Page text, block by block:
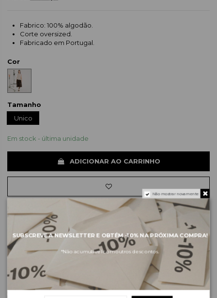
Fabrico: 100% algodão.
Corte oversized.
Fabricado em Portugal.
Cor
Tamanho
Unico
Em stock - última unidade
ADICIONAR AO CARRINHO
Sobre a marca
Envios e pagamentos
Devoluções e trocas
Não mostrar novamente
SUBSCREVE A NEWSLETTER E OBTÉM -10%NA PRÓXIMA COMPRA!
*Não acumulável com outros descontos.